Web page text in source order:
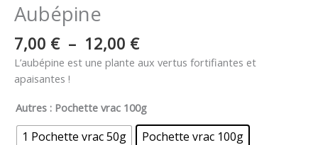
Aubépine
7,00 € – 12,00 €
L’aubépine est une plante aux vertus fortifiantes et
apaisantes !
Autres : Pochette vrac 100g
1 Pochette vrac 50g Pochette vrac 100g